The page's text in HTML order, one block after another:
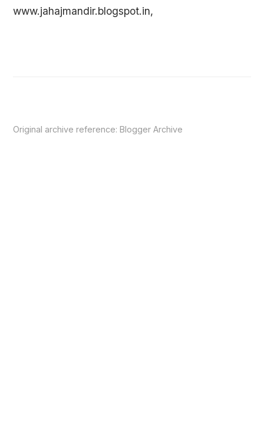
www.jahajmandir.blogspot.in,
Original archive reference:Blogger Archive